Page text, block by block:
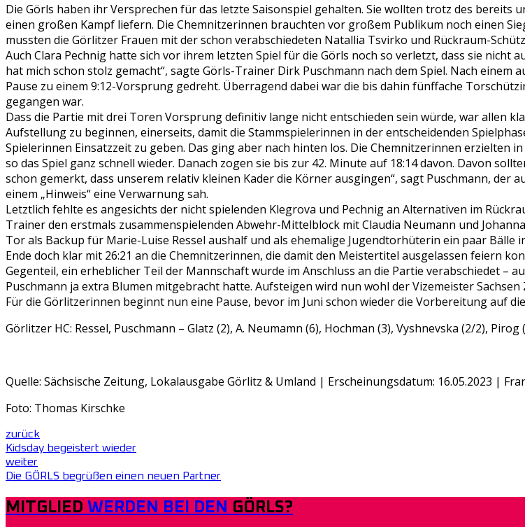
Die Görls haben ihr Versprechen für das letzte Saisonspiel gehalten. Sie wollten trotz des bereits
einen großen Kampf liefern. Die Chemnitzerinnen brauchten vor großem Publikum noch einen
mussten die Görlitzer Frauen mit der schon verabschiedeten Natallia Tsvirko und Rückraum-
Auch Clara Pechnig hatte sich vor ihrem letzten Spiel für die Görls noch so verletzt, dass sie nicht
hat mich schon stolz gemacht“, sagte Görls-Trainer Dirk Puschmann nach dem Spiel. Nach
Pause zu einem 9:12-Vorsprung gedreht. Überragend dabei war die bis dahin fünffache
gegangen war.
Dass die Partie mit drei Toren Vorsprung definitiv lange nicht entschieden sein würde, war allen
Aufstellung zu beginnen, einerseits, damit die Stammspielerinnen in der entscheidenden
Spielerinnen Einsatzzeit zu geben. Das ging aber nach hinten los. Die Chemnitzerinnen erzielten
so das Spiel ganz schnell wieder. Danach zogen sie bis zur 42. Minute auf 18:14 davon. Davon
schon gemerkt, dass unserem relativ kleinen Kader die Körner ausgingen“, sagt Puschmann,
einem „Hinweis“ eine Verwarnung sah.
Letztlich fehlte es angesichts der nicht spielenden Klegrova und Pechnig an Alternativen im
Trainer den erstmals zusammenspielenden Abwehr-Mittelblock mit Claudia Neumann und
Tor als Backup für Marie-Luise Ressel aushalf und als ehemalige Jugendtorhüterin ein paar
Ende doch klar mit 26:21 an die Chemnitzerinnen, die damit den Meistertitel ausgelassen feiern
Gegenteil, ein erheblicher Teil der Mannschaft wurde im Anschluss an die Partie verabschiedet –
Puschmann ja extra Blumen mitgebracht hatte. Aufsteigen wird nun wohl der Vizemeister Sachsen
Für die Görlitzerinnen beginnt nun eine Pause, bevor im Juni schon wieder die Vorbereitung auf
Görlitzer HC: Ressel, Puschmann – Glatz (2), A. Neumamn (6), Hochman (3), Vyshnevska (2/2),
Quelle: Sächsische Zeitung, Lokalausgabe Görlitz & Umland | Erscheinungsdatum: 16.05.2023 |
Foto: Thomas Kirschke
zurück
Kidsday begeistert wieder
weiter
Die GÖRLS begrüßen einen neuen Partner
MITGLIED WERDEN BEI DEN GÖRLS?